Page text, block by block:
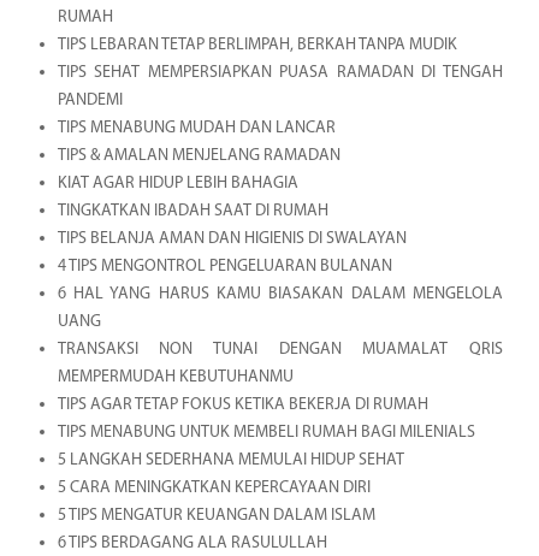
RUMAH
TIPS LEBARAN TETAP BERLIMPAH, BERKAH TANPA MUDIK
TIPS SEHAT MEMPERSIAPKAN PUASA RAMADAN DI TENGAH
PANDEMI
TIPS MENABUNG MUDAH DAN LANCAR
TIPS & AMALAN MENJELANG RAMADAN
KIAT AGAR HIDUP LEBIH BAHAGIA
TINGKATKAN IBADAH SAAT DI RUMAH
TIPS BELANJA AMAN DAN HIGIENIS DI SWALAYAN
4 TIPS MENGONTROL PENGELUARAN BULANAN
6 HAL YANG HARUS KAMU BIASAKAN DALAM MENGELOLA
UANG
TRANSAKSI NON TUNAI DENGAN MUAMALAT QRIS
MEMPERMUDAH KEBUTUHANMU
TIPS AGAR TETAP FOKUS KETIKA BEKERJA DI RUMAH
TIPS MENABUNG UNTUK MEMBELI RUMAH BAGI MILENIALS
5 LANGKAH SEDERHANA MEMULAI HIDUP SEHAT
5 CARA MENINGKATKAN KEPERCAYAAN DIRI
5 TIPS MENGATUR KEUANGAN DALAM ISLAM
6 TIPS BERDAGANG ALA RASULULLAH